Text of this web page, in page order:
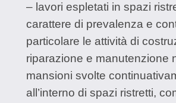
– lavori espletati in spazi
carattere di prevalenza e
particolare le attività di
riparazione e manutenzione
mansioni svolte
all’interno di spazi ristretti,